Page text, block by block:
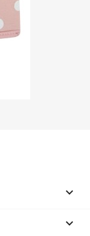
keyboard_arrow_down
